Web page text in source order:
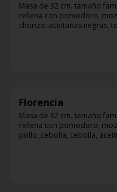
Masa de 32 cm. tamaño
rellena con pomodoro,
chorizo, aceitunas negras,
Florencia
Masa de 32 cm. tamaño
rellena con pomodoro,
pollo, cebolla, cebolla,